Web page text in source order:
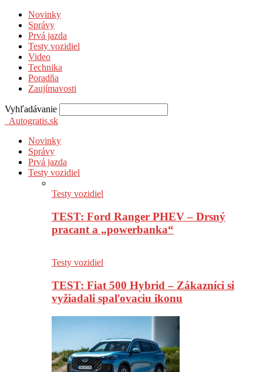
Novinky
Správy
Prvá jazda
Testy vozidiel
Video
Technika
Poradňa
Zaujímavosti
Vyhľadávanie
Autogratis.sk
Novinky
Správy
Prvá jazda
Testy vozidiel
Testy vozidiel
TEST: Ford Ranger PHEV – Drsný
pracant a „powerbanka“
Testy vozidiel
TEST: Fiat 500 Hybrid – Zákazníci si
vyžiadali spaľovaciu ikonu